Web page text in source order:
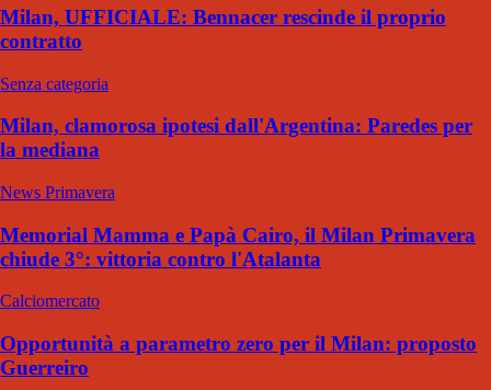
Milan, UFFICIALE: Bennacer rescinde il proprio
contratto
Senza categoria
Milan, clamorosa ipotesi dall'Argentina: Paredes per
la mediana
News Primavera
Memorial Mamma e Papà Cairo, il Milan Primavera
chiude 3°: vittoria contro l'Atalanta
Calciomercato
Opportunità a parametro zero per il Milan: proposto
Guerreiro